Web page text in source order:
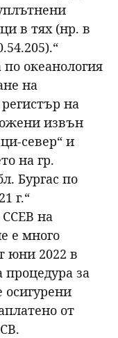
в тях (нр. в
океанология
на
на
извън
север“ и
на гр.
Бургас по
г.“
на
е много
юни 2022 в
за
осигурени
от